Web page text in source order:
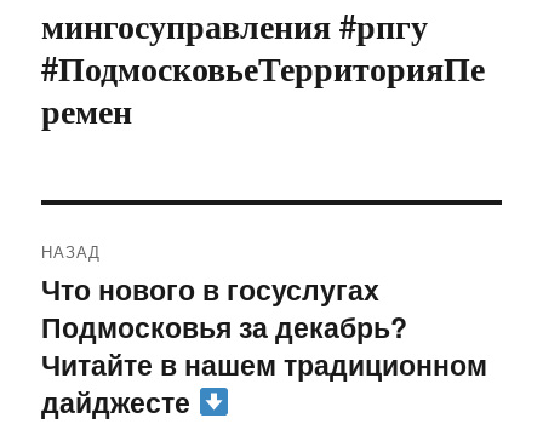
мингосуправления #рпгу
#ПодмосковьеТерриторияПе
ремен
по
записям
НАЗАД
Предыдущая
запись:
Что нового в госуслугах
Подмосковья за декабрь?
Читайте в нашем традиционном
дайджесте